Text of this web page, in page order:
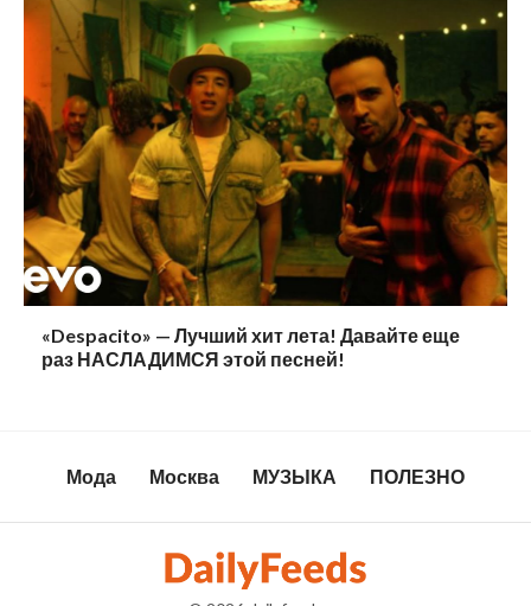
«Despacito» — Лучший хит лета! Давайте еще
раз НАСЛАДИМСЯ этой песней!
Мода Москва МУЗЫКА ПОЛЕЗНО